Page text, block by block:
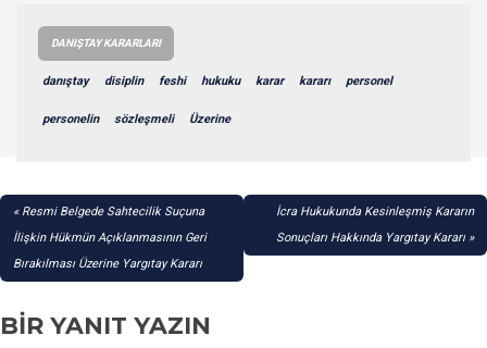
DANIŞTAY KARARLARI
danıştay disiplin feshi hukuku karar kararı personel
personelin sözleşmeli Üzerine
YAZI
GEZINMESI
Resmi Belgede Sahtecilik Suçuna
İlişkin Hükmün Açıklanmasının Geri
Bırakılması Üzerine Yargıtay Kararı
İcra Hukukunda Kesinleşmiş Kararın
Sonuçları Hakkında Yargıtay Kararı
BIR YANIT YAZIN